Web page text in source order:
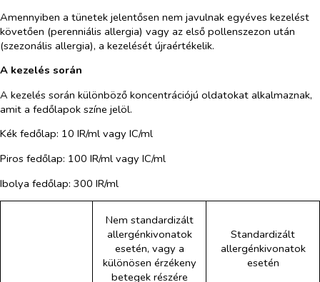
Amennyiben a tünetek jelentősen nem javulnak egyéves kezelést
követően (perenniális allergia) vagy az első pollenszezon után
(szezonális allergia), a kezelését újraértékelik.
A kezelés során
A kezelés során különböző koncentrációjú oldatokat alkalmaznak,
amit a fedőlapok színe jelöl.
Kék fedőlap: 10 IR/ml vagy IC/ml
Piros fedőlap: 100 IR/ml vagy IC/ml
Ibolya fedőlap: 300 IR/ml
Nem standardizált
allergénkivonatok
esetén, vagy a
különösen érzékeny
betegek részére
Standardizált
allergénkivonatok
esetén